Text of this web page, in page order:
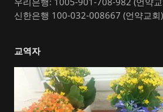
신한은행 100-032-008667 (언약교회)
교역자